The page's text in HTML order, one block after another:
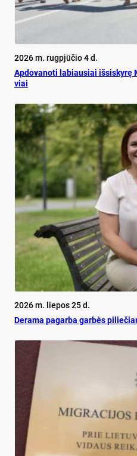
2026 m. rugpjūčio 4 d.
Ap­do­va­no­ti la­biau­siai iš­si­sky­rę
viai
2026 m. liepos 25 d.
De­ra­ma pa­gar­ba gar­bės